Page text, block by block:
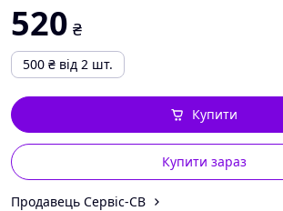
520 ₴
500 ₴ від 2 шт.
Купити зараз
Купити
Продавець Сервіс-СВ